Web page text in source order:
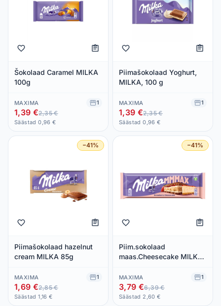
Šokolaad Caramel MILKA
100g
MAXIMA 1
1,39 €2,35 €
Säästad 0,96 €
Piimašokolaad Yoghurt,
MILKA, 100 g
MAXIMA 1
1,39 €2,35 €
Säästad 0,96 €
−41%
Piimašokolaad hazelnut
cream MILKA 85g
MAXIMA 1
1,69 €2,85 €
Säästad 1,16 €
−41%
Piim.sokolaad
maas.Cheesecake MILKA
MAXIMA 1
3,79 €6,39 €
Säästad 2,60 €